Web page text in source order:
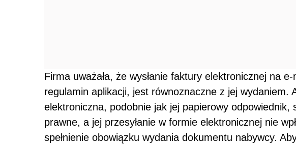
Firma uważała, że wysłanie faktury elektronicznej na
regulamin aplikacji, jest równoznaczne z jej wydaniem.
elektroniczna, podobnie jak jej papierowy odpowiednik,
prawne, a jej przesyłanie w formie elektronicznej nie
spełnienie obowiązku wydania dokumentu nabywcy.